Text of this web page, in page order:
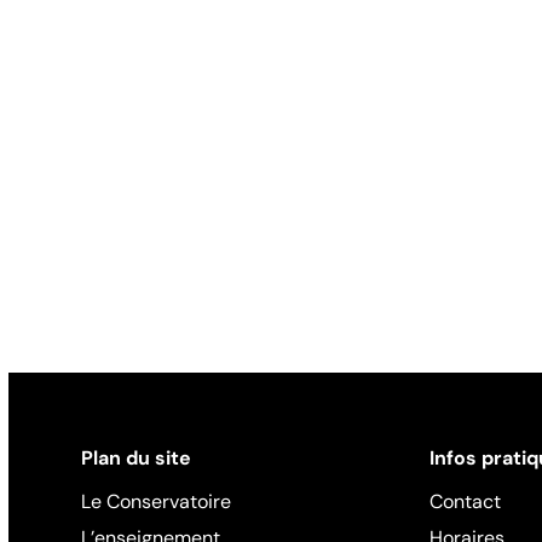
Plan du site
Le Conservatoire
Infos
Contact